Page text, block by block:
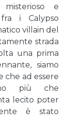
e
i Calypso
villain del
strada
una prima
siamo
che ad essere
più che
lecito poter
è stato